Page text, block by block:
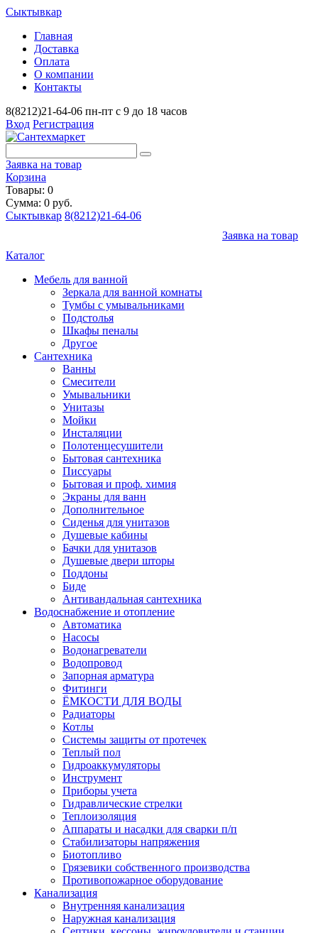
Сыктывкар
Главная
Доставка
Оплата
О компании
Контакты
8(8212)21-64-06 пн-пт с 9 до 18 часов
Вход Регистрация
Заявка на товар
Корзина
Товары: 0
Сумма: 0 руб.
Сыктывкар 8(8212)21-64-06
Заявка на товар
Каталог
Мебель для ванной
Зеркала для ванной комнаты
Тумбы с умывальниками
Подстолья
Шкафы пеналы
Другое
Сантехника
Ванны
Смесители
Умывальники
Унитазы
Мойки
Инсталяции
Полотенцесушители
Бытовая сантехника
Писсуары
Бытовая и проф. химия
Экраны для ванн
Дополнительное
Сиденья для унитазов
Душевые кабины
Бачки для унитазов
Душевые двери шторы
Поддоны
Биде
Антивандальная сантехника
Водоснабжение и отопление
Автоматика
Насосы
Водонагреватели
Водопровод
Запорная арматура
Фитинги
ЁМКОСТИ ДЛЯ ВОДЫ
Радиаторы
Котлы
Системы защиты от протечек
Теплый пол
Гидроаккумуляторы
Инструмент
Приборы учета
Гидравлические стрелки
Теплоизоляция
Аппараты и насадки для сварки п/п
Стабилизаторы напряжения
Биотопливо
Грязевики собственного производства
Противопожарное оборудование
Канализация
Внутренняя канализация
Наружная канализация